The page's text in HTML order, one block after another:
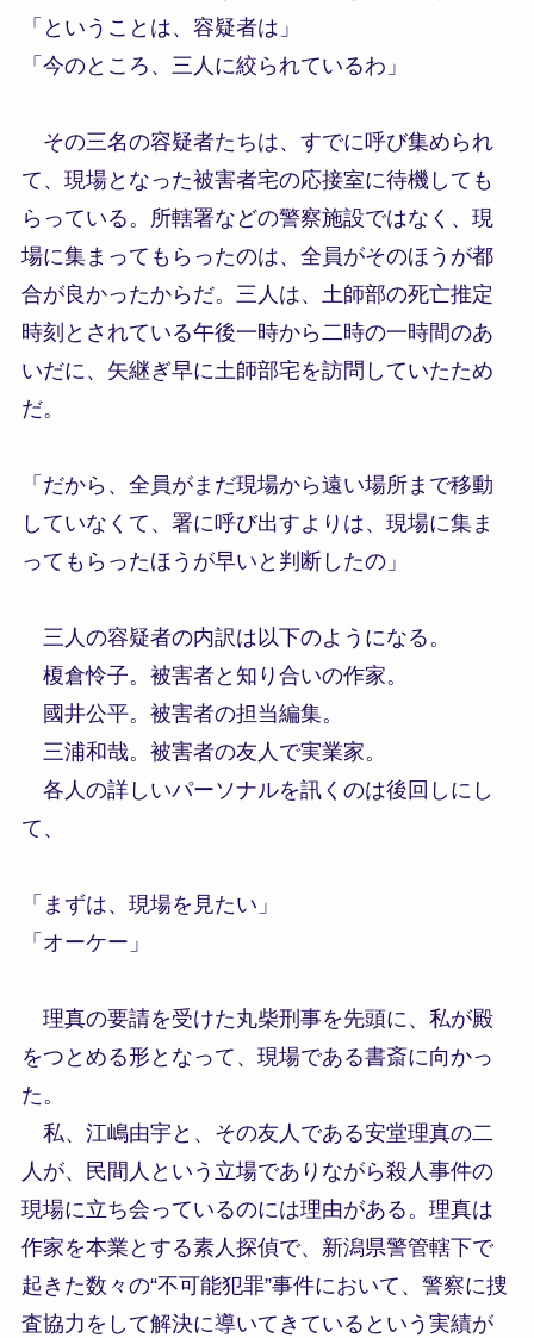
「ということは、容疑者は」
「今のところ、三人に絞られているわ」
その三名の容疑者たちは、すでに呼び集められ
て、現場となった被害者宅の応接室に待機しても
らっている。所轄署などの警察施設ではなく、現
場に集まってもらったのは、全員がそのほうが都
合が良かったからだ。三人は、土師部の死亡推定
時刻とされている午後一時から二時の一時間のあ
いだに、矢継ぎ早に土師部宅を訪問していたため
だ。
「だから、全員がまだ現場から遠い場所まで移動
していなくて、署に呼び出すよりは、現場に集ま
ってもらったほうが早いと判断したの」
三人の容疑者の内訳は以下のようになる。
榎倉怜子。被害者と知り合いの作家。
國井公平。被害者の担当編集。
三浦和哉。被害者の友人で実業家。
各人の詳しいパーソナルを訊くのは後回しにし
て、
「まずは、現場を見たい」
「オーケー」
理真の要請を受けた丸柴刑事を先頭に、私が殿
をつとめる形となって、現場である書斎に向かっ
た。
私、江嶋由宇と、その友人である安堂理真の二
人が、民間人という立場でありながら殺人事件の
現場に立ち会っているのには理由がある。理真は
作家を本業とする素人探偵で、新潟県警管轄下で
起きた数々の“不可能犯罪”事件において、警察に捜
査協力をして解決に導いてきているという実績が